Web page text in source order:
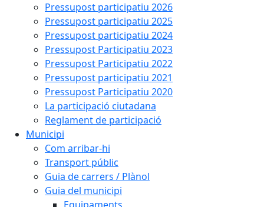
Pressupost participatiu 2026
Pressupost participatiu 2025
Pressupost participatiu 2024
Pressupost Participatiu 2023
Pressupost Participatiu 2022
Pressupost participatiu 2021
Pressupost Participatiu 2020
La participació ciutadana
Reglament de participació
Municipi
Com arribar-hi
Transport públic
Guia de carrers / Plànol
Guia del municipi